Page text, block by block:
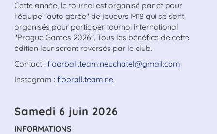
Cette année, le tournoi est organisé par et pour
l'équipe "auto gérée" de joueurs M18 qui se sont
organisés pour participer tournoi international
"Prague Games 2026". Tous les bénéfice de cette
édition leur seront reversés par le club.
Contact : floorball.team.neuchatel@gmail.com
Instagram : floorall.team.ne
Samedi 6 juin 2026
INFORMATIONS